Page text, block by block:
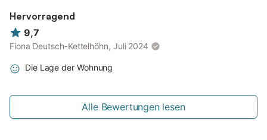
Hervorragend
9,7
Fiona Deutsch-Kettelhöhn, Juli 2024
Die Lage der Wohnung
Alle Bewertungen lesen